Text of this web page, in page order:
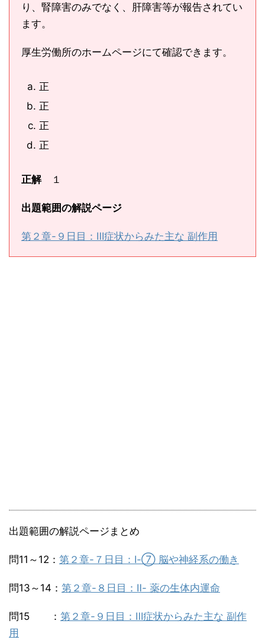
り、腎障害のみでなく、肝障害等が報告されてい
ます。
厚生労働所のホームページにて確認できます。
正
正
正
正
正解 １
出題範囲の解説ページ
第２章-９日目：Ⅲ症状からみた主な 副作用
出題範囲の解説ページまとめ
問11～12： 第２章-７日目：Ⅰ-⑦ 脳や神経系の働き
問13～14： 第２章-８日目：Ⅱ- 薬の生体内運命
問15 ： 第２章-９日目：Ⅲ症状からみた主な 副作
用